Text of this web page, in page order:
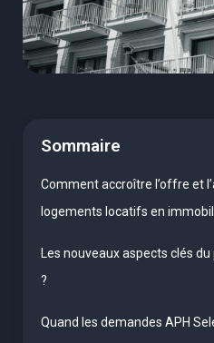
Sommaire
Comment accroître l’offre et
logements locatifs en
Les nouveaux aspects clés
?
Quand les demandes APH